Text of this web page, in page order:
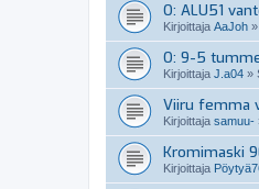
O: ALU51
Kirjoittaja AaJoh »
O: 9-5
Kirjoittaja J.a04 »
Viiru femma
Kirjoittaja samuu-
Kromimaski
Kirjoittaja